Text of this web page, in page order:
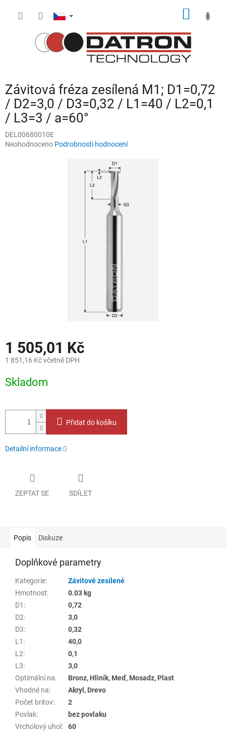
Závitová fréza zesílená M1; D1=0,72
/ D2=3,0 / D3=0,32 / L1=40 / L2=0,1
/ L3=3 / a=60°
DEL00680010E
Průměrné
Neohodnoceno Podrobnosti hodnocení
1 505,01 Kč
1 851,16 Kč včetně DPH
cena:
Skladom
Přidat do košíku
Detailní informace
ZEPTAT SE SDÍLET
Popis Diskuze
Doplňkové parametry
Kategorie:
Závitové zesílené
Hmotnost:
0.03 kg
D1 :
0,72
D2:
3,0
D3:
0,32
L1 :
40,0
L2:
0,1
L3:
3,0
Optimální na:
Bronz, Hliník, Meď, Mosadz, Plast
Vhodné na:
Akryl, Drevo
Počet britov:
2
Povlak:
bez povlaku
Vrcholový uhol : 60